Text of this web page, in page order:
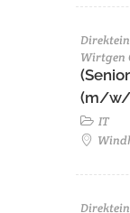
Wirtgen
(m/
IT